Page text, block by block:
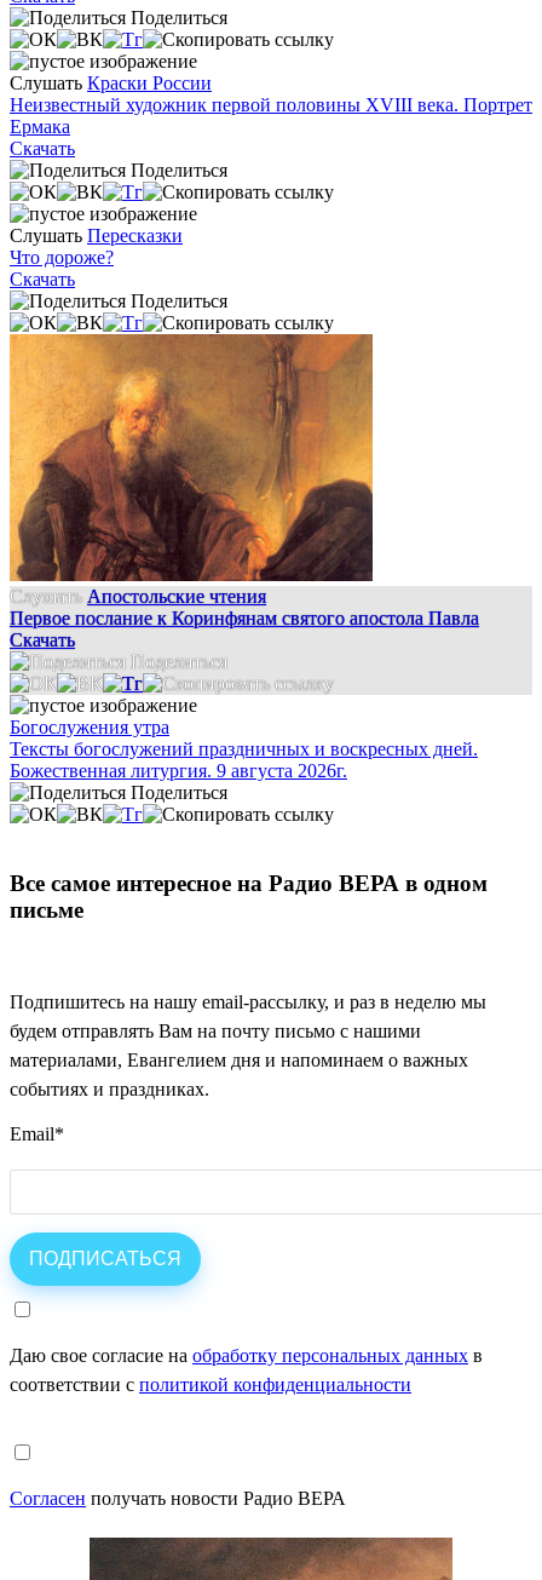
Поделиться
Слушать Краски России
Неизвестный художник первой половины XVIII века. Портрет
Ермака
Скачать
Поделиться
Слушать Пересказки
Что дороже?
Скачать
Поделиться
Слушать Апостольские чтения
Первое послание к Коринфянам святого апостола Павла
Скачать
Поделиться
Богослужения утра
Тексты богослужений праздничных и воскресных дней.
Божественная литургия. 9 августа 2026г.
Поделиться
Все самое интересное на Радио ВЕРА в одном
письме
Подпишитесь на нашу email-рассылку, и раз в неделю мы
будем отправлять Вам на почту письмо с нашими
материалами, Евангелием дня и напоминаем о важных
событиях и праздниках.
Email*
Даю свое согласие на обработку персональных данных в
соответствии с политикой конфиденциальности
Согласен получать новости Радио ВЕРА